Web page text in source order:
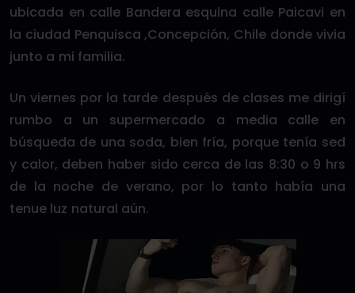
ubicada en calle Bandera esquina calle Paicavi en
la ciudad Penquisca ,Concepción, Chile donde vivia
junto a mi familia.
Un viernes por la tarde después de clases me dirigí
rumbo a un supermercado a media calle en
búsqueda de una soda, bien fría, porque tenía sed
y calor, deben haber sido cerca de las 8:30 o 9 hrs
de la noche de verano, por lo tanto había una
tenue luz natural aún.